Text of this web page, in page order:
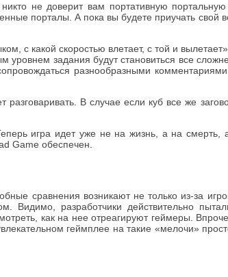
не доверит вам портативную
порталы. А пока вы будете приучать свой
с какой скоростью влетает, с той и
задания будут становиться все
разнообразными
В случае если куб все же
игра идет уже не на жизнь, а на смерть,
Game обеспечен.
сравнения возникают не только из-за
разработчики действительно
как на нее отреагируют геймеры.
геймплее на такие «мелочи»